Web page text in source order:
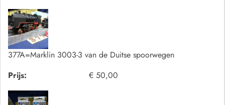
377A=Marklin 3003-3 van de Duitse spoorwegen
Prijs:
€ 50,00